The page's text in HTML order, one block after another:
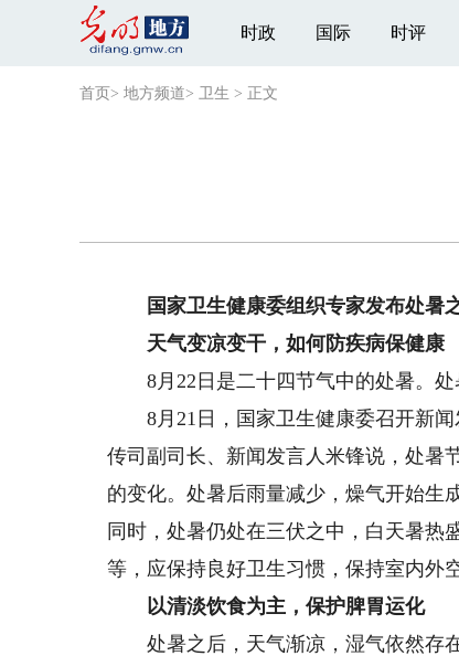
时政 国际 时评
首页 > 地方频道> 卫生 > 正文
国家卫生健康委组织专家发布处暑
天气变凉变干，如何防疾病保健康
8月22日是二十四节气中的处暑。处
8月21日，国家卫生健康委召开新闻
传司副司长、新闻发言人米锋说，处暑
的变化。处暑后雨量减少，燥气开始生
同时，处暑仍处在三伏之中，白天暑
等，应保持良好卫生习惯，保持室内外
以清淡饮食为主，保护脾胃运化
处暑之后，天气渐凉，湿气依然存在